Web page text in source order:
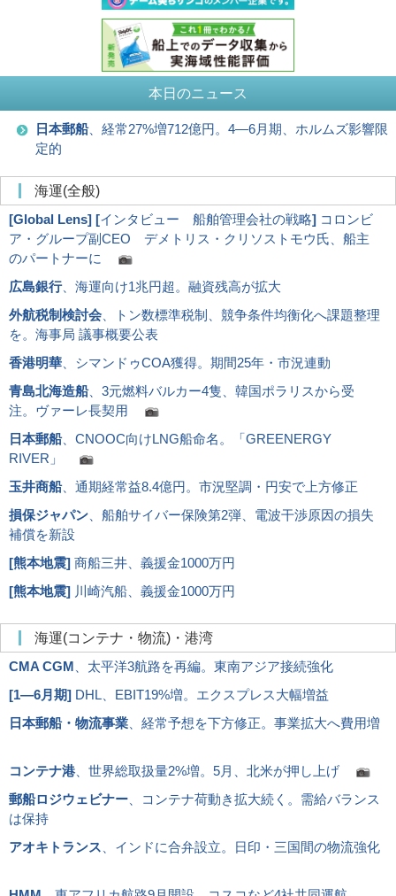
本日のニュース
日本郵船、経常27%増712億円。4―6月期、ホルムズ影響限
定的
海運(全般)
[Global Lens] [インタビュー 船舶管理会社の戦略] コロンビ
ア・グループ副CEO デメトリス・クリソストモウ氏、船主
のパートナーに
広島銀行、海運向け1兆円超。融資残高が拡大
外航税制検討会 、トン数標準税制、競争条件均衡化へ課題整理
を。海事局 議事概要公表
香港明華 、シマンドゥCOA獲得。期間25年・市況連動
青島北海造船、3元燃料バルカー4隻、韓国ポラリスから受
注。ヴァーレ長契用
日本郵船、CNOOC向けLNG船命名。「GREENERGY
RIVER」
玉井商船、通期経常益8.4億円。市況堅調・円安で上方修正
損保ジャパン 、船舶サイバー保険第2弾、電波干渉原因の損失
補償を新設
[熊本地震] 商船三井、義援金1000万円
[熊本地震] 川崎汽船、義援金1000万円
海運(コンテナ・物流)・港湾
CMA CGM 、太平洋3航路を再編。東南アジア接続強化
[1―6月期] DHL、EBIT19%増。エクスプレス大幅増益
日本郵船・物流事業 、経常予想を下方修正。事業拡大へ費用増
コンテナ港、世界総取扱量2%増。5月、北米が押し上げ
郵船ロジウェビナー 、コンテナ荷動き拡大続く。需給バランス
は保持
アオキトランス 、インドに合弁設立。日印・三国間の物流強化